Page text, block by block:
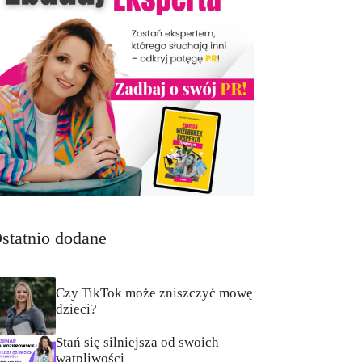
dodane
Czy TikTok może zniszczyć mowę
dzieci?
Stań się silniejsza od swoich
wątpliwości